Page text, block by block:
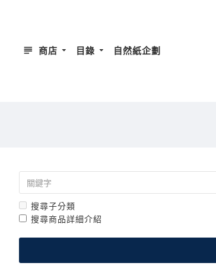
商店 目錄 自然紙企劃
搜尋子分類
搜尋商品詳細介紹